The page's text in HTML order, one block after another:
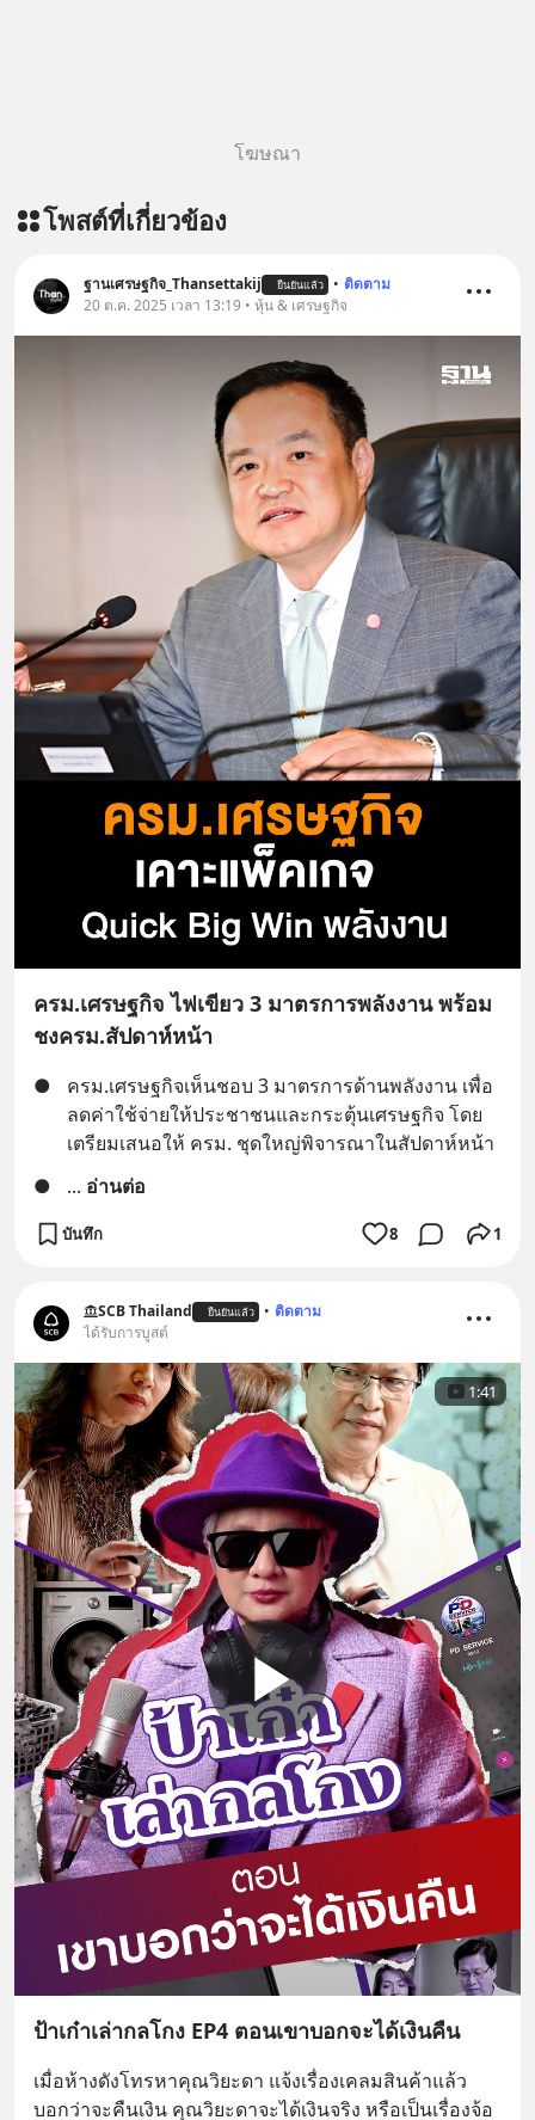
โฆษณา
โพสต์ที่เกี่ยวข้อง
ฐานเศรษฐกิจ_Thansettakij ยืนยันแล้ว • ติดตาม
20 ต.ค. 2025 เวลา 13:19 • หุ้น & เศรษฐกิจ
ครม.เศรษฐกิจ ไฟเขียว 3 มาตรการพลังงาน พร้อม
ชงครม.สัปดาห์หน้า
●
ครม.เศรษฐกิจเห็นชอบ 3 มาตรการด้านพลังงาน เพื่อ
ลดค่าใช้จ่ายให้ประชาชนและกระตุ้นเศรษฐกิจ โดย
เตรียมเสนอให้ ครม. ชุดใหญ่พิจารณาในสัปดาห์หน้า
●
... อ่านต่อ
บันทึก 8 1
SCB Thailand ยืนยันแล้ว • ติดตาม
ได้รับการบูสต์
1:41
ป้าเก๋าเล่ากลโกง EP4 ตอนเขาบอกจะได้เงินคืน
เมื่อห้างดังโทรหาคุณวิยะดา แจ้งเรื่องเคลมสินค้าแล้ว
บอกว่าจะคืนเงิน คุณวิยะดาจะได้เงินจริง หรือเป็นเรื่องจ้อ